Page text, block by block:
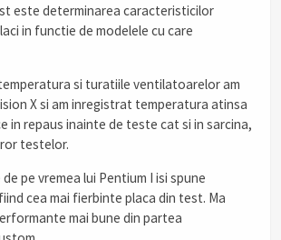
este determinarea caracteristicilor
in functie de modelele cu care
si turatiile ventilatoarelor am
X si am inregistrat temperatura atinsa
in repaus inainte de teste cat si in sarcina,
testelor.
pe vremea lui Pentium I isi spune
cea mai fierbinte placa din test. Ma
mai bune din partea